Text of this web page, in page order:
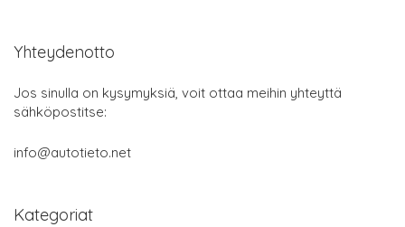
Yhteydenotto
Jos sinulla on kysymyksiä, voit ottaa meihin yhteyttä
sähköpostitse:
info@autotieto.net
Kategoriat